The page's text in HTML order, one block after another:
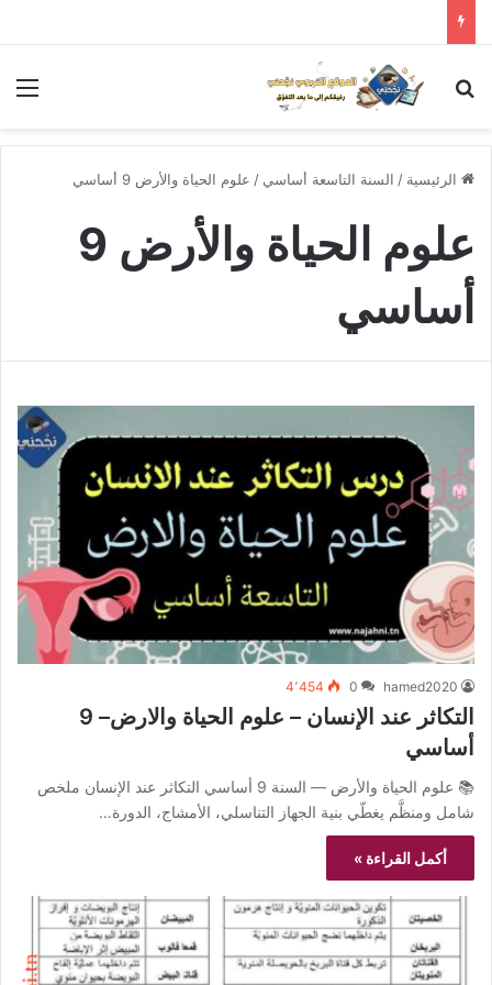
بحث عن
الرئيسية / السنة التاسعة أساسي / علوم الحياة والأرض 9 أساسي
علوم الحياة والأرض 9
أساسي
hamed2020
0 4٬454
التكاثر عند الإنسان – علوم الحياة والارض– 9
أساسي
📚 علوم الحياة والأرض — السنة 9 أساسي التكاثر عند الإنسان ملخص
شامل ومنظَّم يغطّي بنية الجهاز التناسلي، الأمشاج، الدورة…
أكمل القراءة »